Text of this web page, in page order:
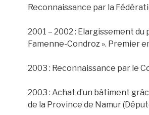
Reconnaissance par la
2001 – 2002 : Elargissement
Famenne-Condroz ». Premier
2003 : Reconnaissance par le
2003 : Achat d’un bâtiment
de la Province de Namur